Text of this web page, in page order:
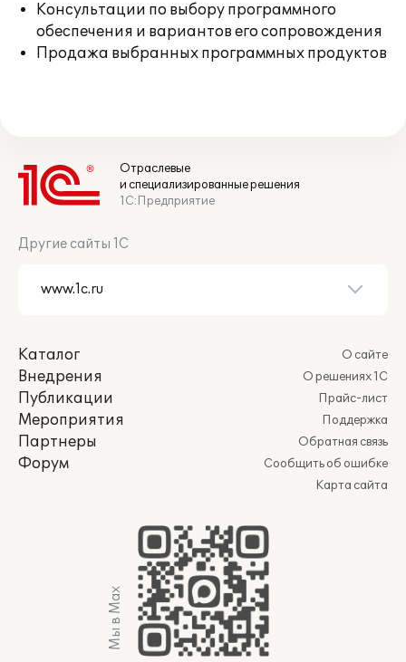
Консультации по выбору программного
обеспечения и вариантов его сопровождения
Продажа выбранных программных продуктов
Отраслевые
и специализированные решения
1С:Предприятие
Другие сайты 1С
Каталог
Внедрения
Публикации
Мероприятия
Партнеры
Форум
О сайте
О решениях 1С
Прайс-лист
Поддержка
Обратная связь
Сообщить об ошибке
Карта сайта
Мы в Max